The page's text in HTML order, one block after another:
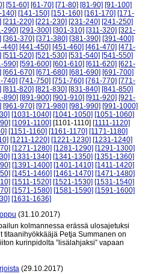
[51-60] [61-70] [71-80] [81-90] [91-100]
140] [141-150] [151-160] [161-170] [171-
[211-220] [221-230] [231-240] [241-250]
290] [291-300] [301-310] [311-320] [321-
[361-370] [371-380] [381-390] [391-400]
440] [441-450] [451-460] [461-470] [471-
[511-520] [521-530] [531-540] [541-550]
590] [591-600] [601-610] [611-620] [621-
[661-670] [671-680] [681-690] [691-700]
740] [741-750] [751-760] [761-770] [771-
[811-820] [821-830] [831-840] [841-850]
890] [891-900] [901-910] [911-920] [921-
[961-970] [971-980] [981-990] [991-1000]
[1031-1040] [1041-1050] [1051-1060]
[1091-1100] [1101-1110] [1111-1120]
[1151-1160] [1161-1170] [1171-1180]
[1211-1220] [1221-1230] [1231-1240]
[1271-1280] [1281-1290] [1291-1300]
[1331-1340] [1341-1350] [1351-1360]
[1391-1400] [1401-1410] [1411-1420]
[1451-1460] [1461-1470] [1471-1480]
[1511-1520] [1521-1530] [1531-1540]
[1571-1580] [1581-1590] [1591-1600]
[1631-1636]
(31.10.2017)
kolmannessa erässä ulosajetuksi
titaanihyökkääjä Petja Summanen on
kurinpidolta ”lisälahjaksi” vapaan
(29.10.2017)